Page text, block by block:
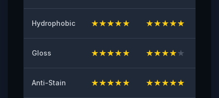
Oprindelig klæbeevne
≤2
Hydrophobic ★★★★★ ★★★★★
Gloss ★★★★★ ★★★★★
Anti-Stain ★★★★★ ★★★★★